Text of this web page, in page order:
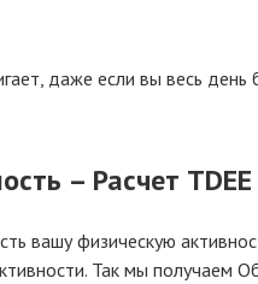
даже если вы весь день
– Расчет TDEE
вашу физическую
Так мы получаем